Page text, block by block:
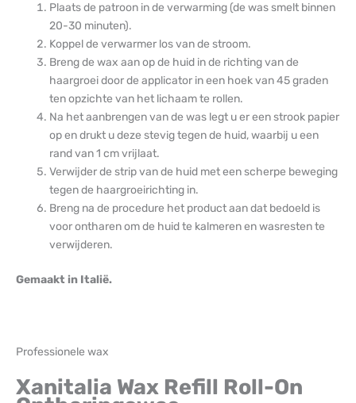
Plaats de patroon in de verwarming (de was smelt binnen
20-30 minuten).
Koppel de verwarmer los van de stroom.
Breng de wax aan op de huid in de richting van de
haargroei door de applicator in een hoek van 45 graden
ten opzichte van het lichaam te rollen.
Na het aanbrengen van de was legt u er een strook papier
op en drukt u deze stevig tegen de huid, waarbij u een
rand van 1 cm vrijlaat.
Verwijder de strip van de huid met een scherpe beweging
tegen de haargroeirichting in.
Breng na de procedure het product aan dat bedoeld is
voor ontharen om de huid te kalmeren en wasresten te
verwijderen.
Gemaakt in Italië.
Professionele wax
Xanitalia Wax Refill Roll-On